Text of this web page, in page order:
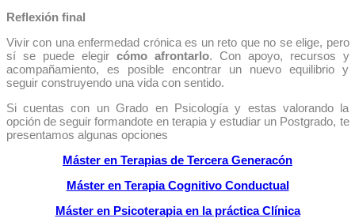
Reflexión final
Vivir con una enfermedad crónica es un reto que no se elige, pero
sí se puede elegir cómo afrontarlo. Con apoyo, recursos y
acompañamiento, es posible encontrar un nuevo equilibrio y
seguir construyendo una vida con sentido.
Si cuentas con un Grado en Psicología y estas valorando la
opción de seguir formandote en terapia y estudiar un Postgrado, te
presentamos algunas opciones
Máster en Terapias de Tercera Generacón
Máster en Terapia Cognitivo Conductual
Máster en Psicoterapia en la práctica Clínica